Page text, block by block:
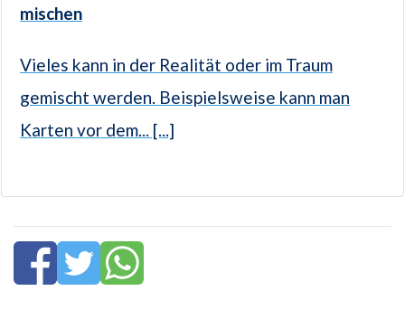
mischen
Vieles kann in der Realität oder im Traum
gemischt werden. Beispielsweise kann man
Karten vor dem... [...]